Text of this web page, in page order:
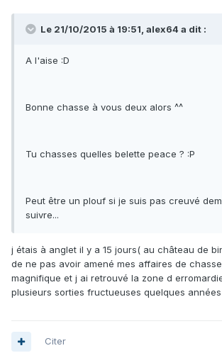
Le 21/10/2015 à 19:51, alex64 a dit :
A l'aise :D
Bonne chasse à vous deux alors ^^
Tu chasses quelles belette peace ? :P
Peut être un plouf si je suis pas creuvé
suivre...
j étais à anglet il y a 15 jours( au château de
de ne pas avoir amené mes affaires de
magnifique et j ai retrouvé la zone d
plusieurs sorties fructueuses quelques
Citer